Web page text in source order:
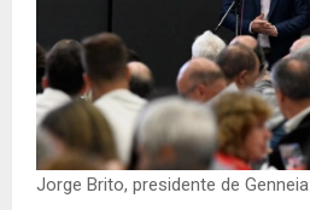
Jorge Brito, presidente de Genneia